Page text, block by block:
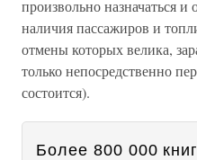
произвольно назначаться и
наличия пассажиров и
отмены которых велика,
только непосредственно
состоится).
Более 800 000